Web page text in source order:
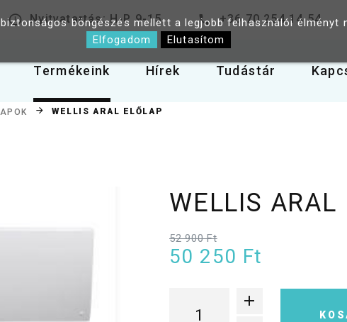
Nyitvatartás: H-P 9-15 +36 70 254 14 54
Termékeink Hírek Tudástár
WELLIS ARAL ELŐLAP
WELLIS ARAL
52 900 Ft
50 250 Ft
böngészés mellett a legjobb felhasználói élményt
Elfogadom
Elutasítom